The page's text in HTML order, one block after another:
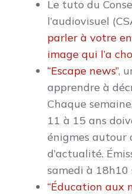
Le tuto du
l’audiovisuel
parler à votre
image qui l’a
“Escape news”,
apprendre à
Chaque
11 à 15 ans
énigmes autour
d’actualité.
samedi à 18h10
“Éducation aux